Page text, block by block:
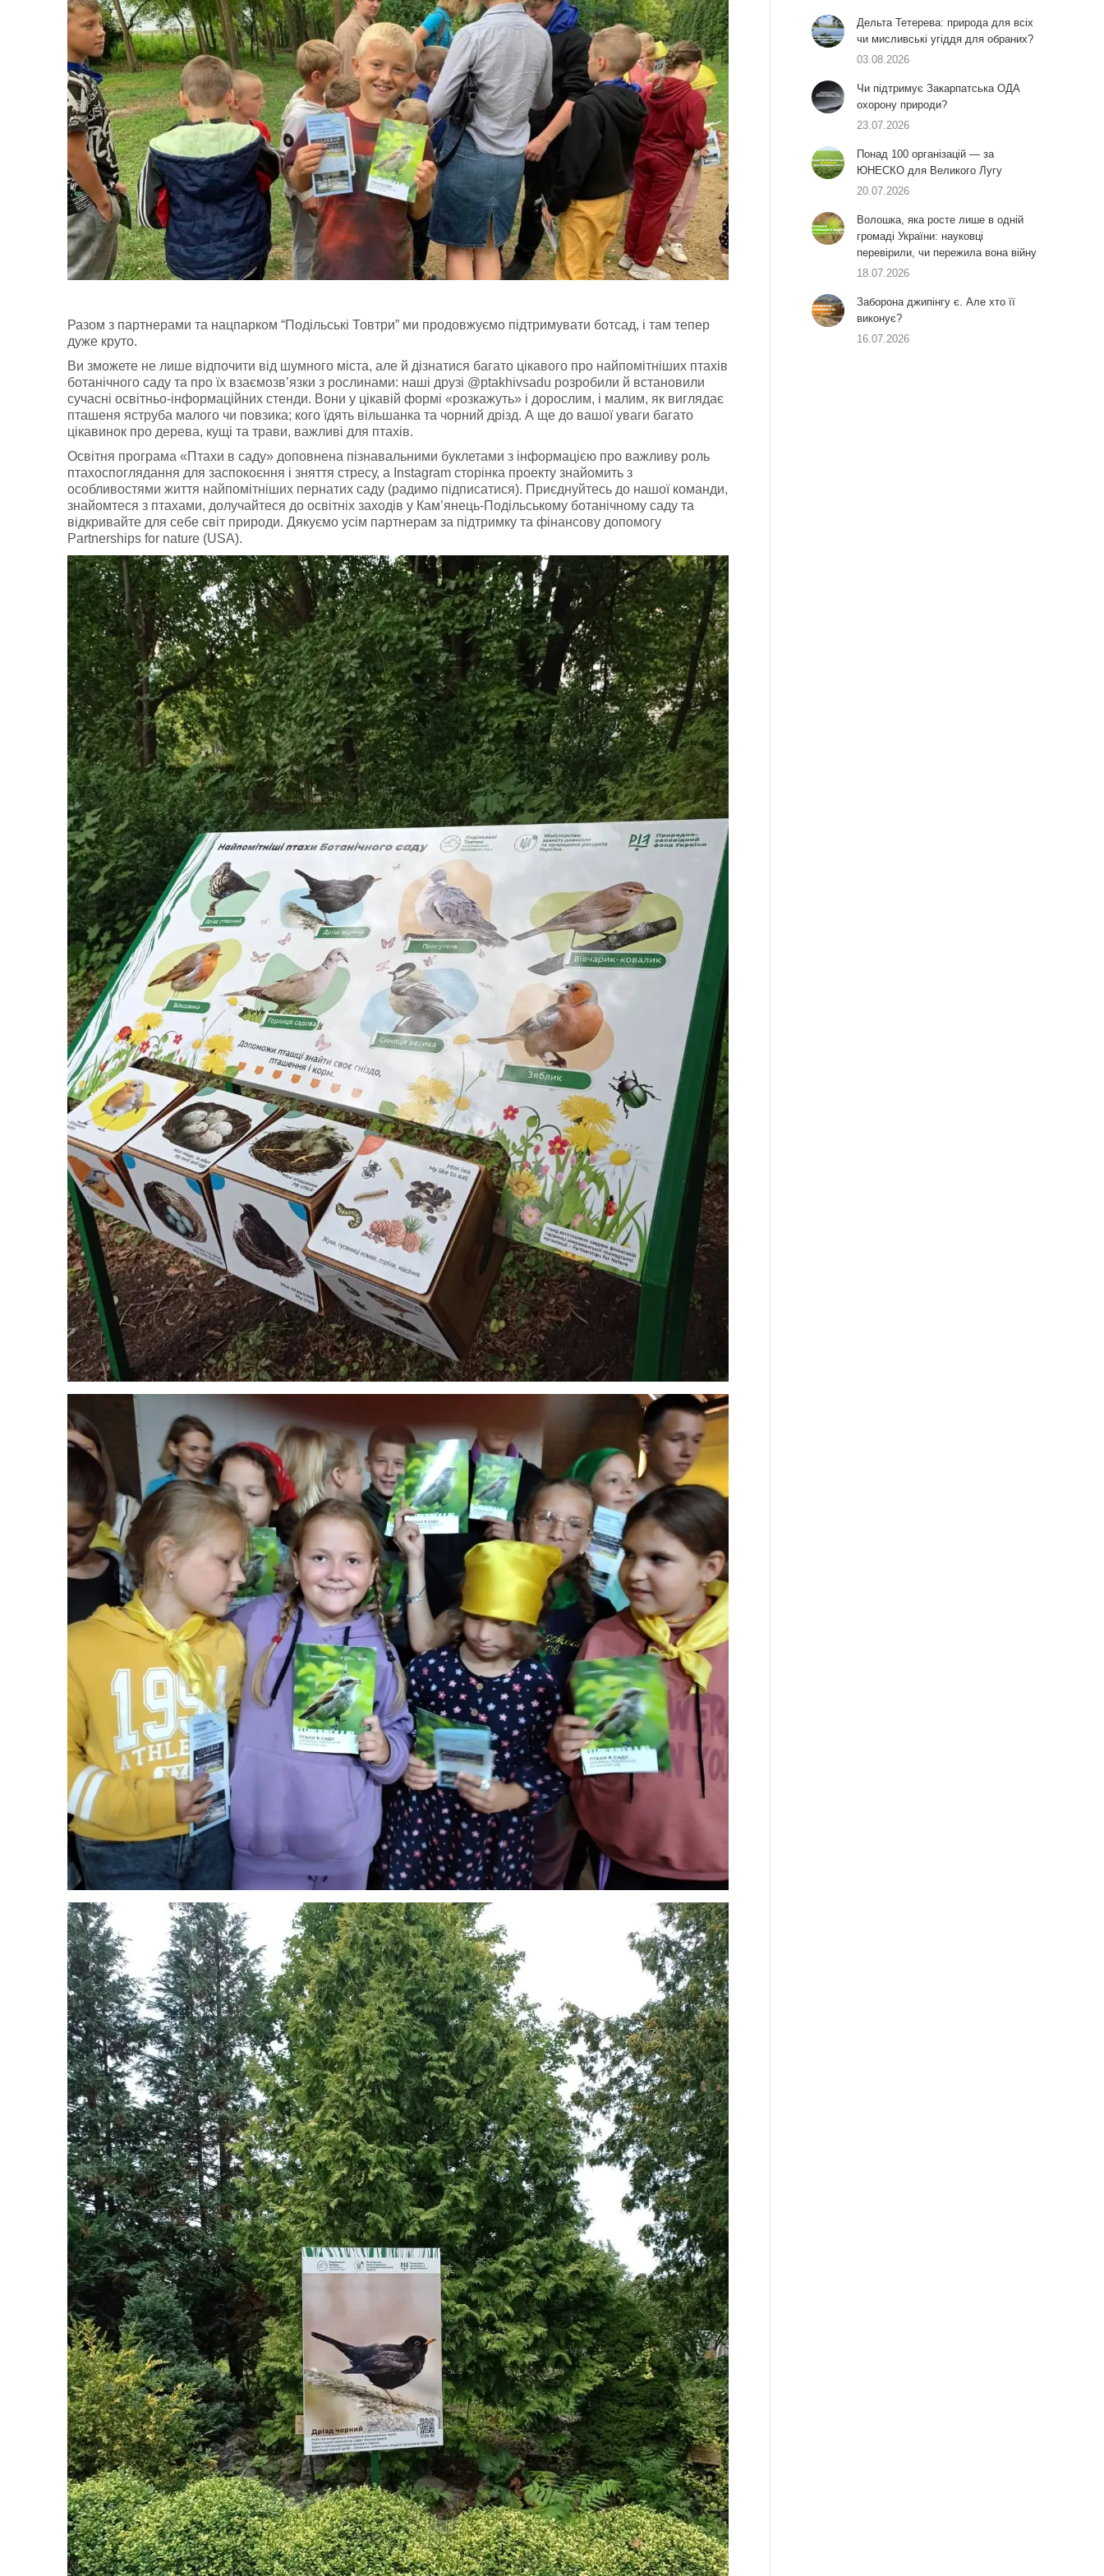
Разом з партнерами та нацпарком “Подільські Товтри” ми продовжуємо підтримувати ботсад, і там тепер
дуже круто.
Ви зможете не лише відпочити від шумного міста, але й дізнатися багато цікавого про найпомітніших птахів
ботанічного саду та про їх взаємозв’язки з рослинами: наші друзі @ptakhivsadu розробили й встановили
сучасні освітньо-інформаційних стенди. Вони у цікавій формі «розкажуть» і дорослим, і малим, як виглядає
пташеня яструба малого чи повзика; кого їдять вільшанка та чорний дрізд. А ще до вашої уваги багато
цікавинок про дерева, кущі та трави, важливі для птахів.
Освітня програма «Птахи в саду» доповнена пізнавальними буклетами з інформацією про важливу роль
птахоспоглядання для заспокоєння і зняття стресу, а Instаgram сторінка проекту знайомить з
особливостями життя найпомітніших пернатих саду (радимо підписатися). Приєднуйтесь до нашої команди,
знайомтеся з птахами, долучайтеся до освітніх заходів у Кам’янець-Подільському ботанічному саду та
відкривайте для себе світ природи. Дякуємо усім партнерам за підтримку та фінансову допомогу
Partnerships for nature (USA).
Дельта Тетерева: природа для всіх
чи мисливські угіддя для обраних?
03.08.2026
Чи підтримує Закарпатська ОДА
охорону природи?
23.07.2026
Понад 100 організацій — за
ЮНЕСКО для Великого Лугу
20.07.2026
Волошка, яка росте лише в одній
громаді України: науковці
перевірили, чи пережила вона війну
18.07.2026
Заборона джипінгу є. Але хто її
виконує?
16.07.2026